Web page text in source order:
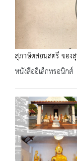
สุภาษิตสอนสตรี ของ
หนังสืออิเล็กทรอนิกส์